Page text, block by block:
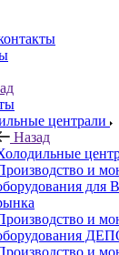
централи
Назад
и
для
и
и